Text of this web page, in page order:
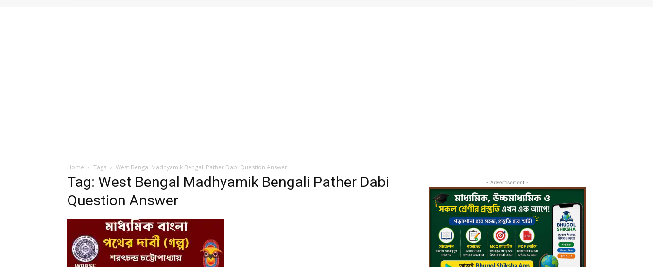
Home Tags West Bengal Madhyamik Bengali Pather Dabi Question Answer
Tag: West Bengal Madhyamik Bengali Pather Dabi
Question Answer
- Advertisement -